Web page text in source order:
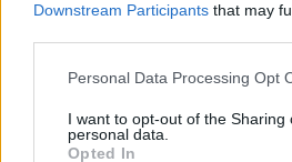
Downstream Participants that may
Please note that this website/app
not limited to your visit or usage
grant or deny consent to Google
Personal Data Processing Opt
I want to opt-out of the Sharing
personal data.
Opted In